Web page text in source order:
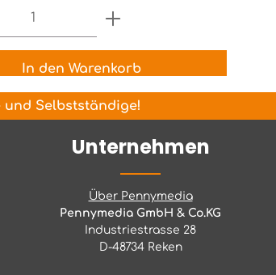
Anzahl: Gib den
In den Warenkorb
Selbstständige!
Unternehmen
Über Pennymedia
Pennymedia GmbH & Co.KG
Industriestrasse 28
D-48734 Reken